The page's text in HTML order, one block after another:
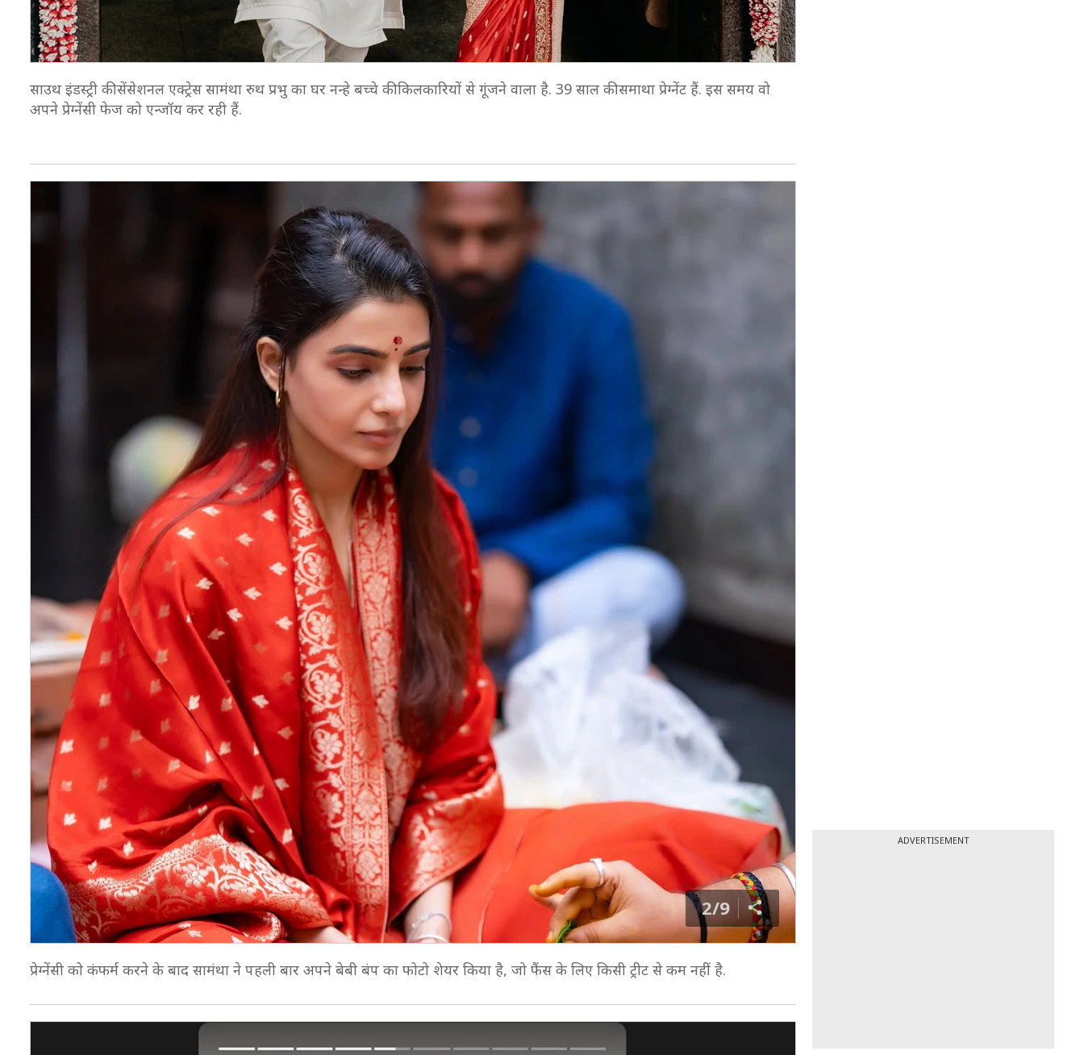
साउथ इंडस्ट्री की सेंसेशनल एक्ट्रेस सामंथा रुथ प्रभु का घर नन्हे बच्चे की किलकारियों से गूंजने वाला है. 39 साल की समाथा प्रेग्नेंट हैं. इस समय वो
अपने प्रेग्नेंसी फेज को एन्जॉय कर रही हैं.
2/9
प्रेग्नेंसी को कंफर्म करने के बाद सामंथा ने पहली बार अपने बेबी बंप का फोटो शेयर किया है, जो फैंस के लिए किसी ट्रीट से कम नहीं है.
ADVERTISEMENT